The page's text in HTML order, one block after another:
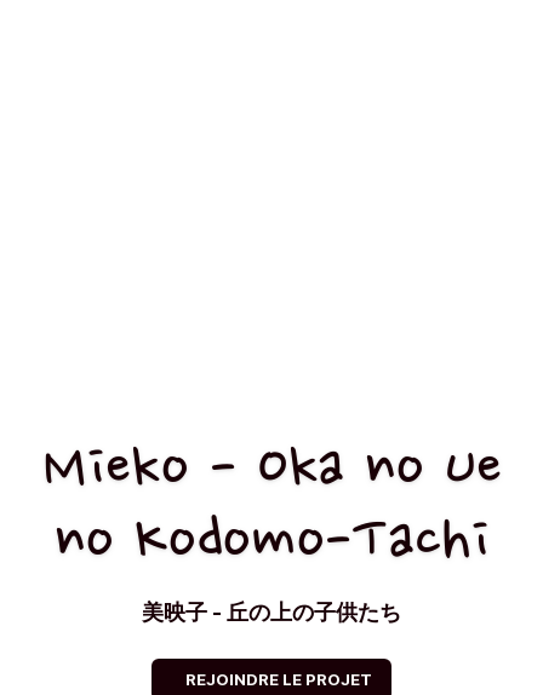
Mieko - Oka no Ue
no Kodomo-Tachi
美映子 - 丘の上の子供たち
REJOINDRE LE PROJET